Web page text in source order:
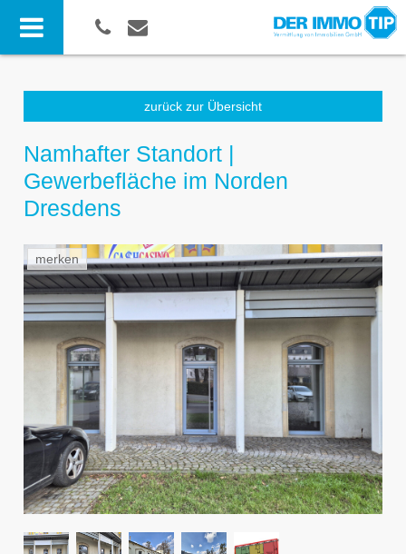
zurück zur Übersicht
Namhafter Standort |
Gewerbefläche im Norden
Dresdens
merken